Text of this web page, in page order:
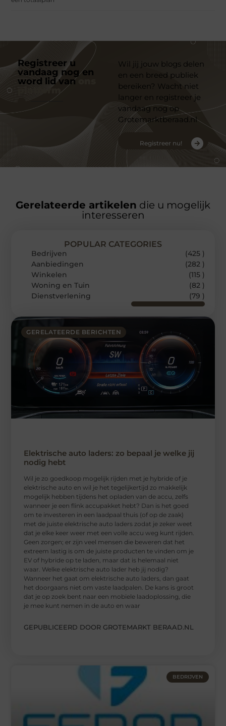
Registreer u
vandaag nog en
word lid van
platform
Wil jij jouw blogs delen
en een breed publiek
bereiken? Wacht niet
langer en registreer je
vandaag nog op
Grotemarktberaad.nl
Registreer nu!
Gerelateerde artikelen die u mogelijk
interesseren
GERELATEERDE BERICHTEN
Elektrische auto laders: zo bepaal je welke jij
nodig hebt
Wil je zo goedkoop mogelijk rijden met je hybride of je
elektrische auto en wil je het tegelijkertijd zo makkelijk
mogelijk hebben tijdens het opladen van de accu, zelfs
wanneer je een flink accupakket hebt? Dan is het goed
om te investeren in een laadpaal thuis (of op de zaak)
met de juiste elektrische auto laders zodat je zeker weet
dat je elke keer weer met een volle accu weg kunt rijden.
Geen zorgen; er zijn veel mensen die beweren dat het
extreem lastig is om de juiste producten te vinden om je
EV of hybride op te laden, maar dat is helemaal niet
waar. Welke elektrische auto lader heb jij nodig?
Wanneer het gaat om elektrische auto laders, dan gaat
het doorgaans niet om vaste laadpalen. De kans is groot
dat je op zoek bent naar een mobiele laadoplossing, die
je mee kunt nemen in de auto en waar
GEPUBLICEERD DOOR GROTEMARKT BERAAD.NL
POPULAR CATEGORIES
Bedrijven
(425 )
Aanbiedingen
(282 )
Winkelen
(115 )
Woning en Tuin
(82 )
Dienstverlening
(79 )
BEDRIJVEN